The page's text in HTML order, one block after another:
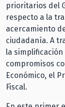
prioritarios del
respecto a la
acercamiento
ciudadanía. A
la
compromisos
Económico, el
Fiscal.